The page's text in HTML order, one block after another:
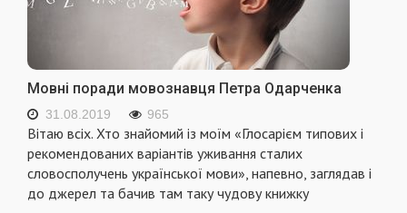
Мовні поради мовознавця Петра Одарченка
31.08.2019 965
Вітаю всіх. Хто знайомий із моїм «Глосарієм типових і
рекомендованих варіантів уживання сталих
словосполучень української мови», напевно, заглядав і
до джерел та бачив там таку чудову книжку